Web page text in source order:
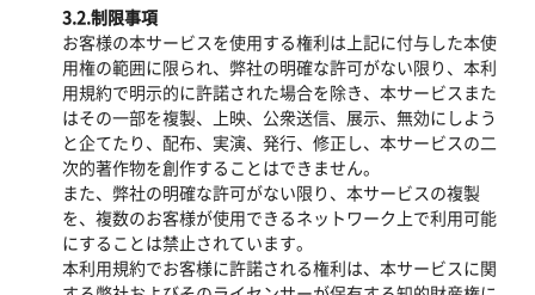
3.2.制限事項
お客様の本サービスを使用する権利は上記に付与した本使
用権の範囲に限られ、弊社の明確な許可がない限り、本利
用規約で明示的に許諾された場合を除き、本サービスまた
はその一部を複製、上映、公衆送信、展示、無効にしよう
と企てたり、配布、実演、発行、修正し、本サービスの二
次的著作物を創作することはできません。
また、弊社の明確な許可がない限り、本サービスの複製
を、複数のお客様が使用できるネットワーク上で利用可能
にすることは禁止されています。
本利用規約でお客様に許諾される権利は、本サービスに関